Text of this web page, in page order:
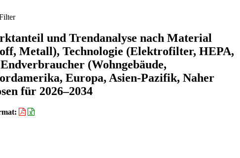
und Trendanalyse nach Material
Metall), Technologie (Elektrofilter, HEPA,
(Wohngebäude,
Europa, Asien-Pazifik, Naher
für 2026–2034